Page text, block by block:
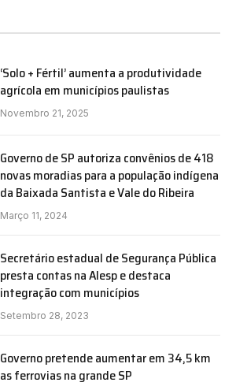
‘Solo + Fértil’ aumenta a produtividade
agrícola em municípios paulistas
Novembro 21, 2025
Governo de SP autoriza convênios de 418
novas moradias para a população indígena
da Baixada Santista e Vale do Ribeira
Março 11, 2024
Secretário estadual de Segurança Pública
presta contas na Alesp e destaca
integração com municípios
Setembro 28, 2023
Governo pretende aumentar em 34,5 km
as ferrovias na grande SP